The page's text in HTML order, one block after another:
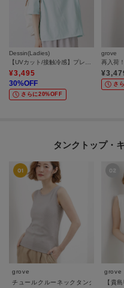
Dessin(Ladies)
¥3,495
30%OFF
さらに20%OFF
grove
¥
さ
タンクトップ・
grove
チュールクルーネックタンクトップ
grove
【貴